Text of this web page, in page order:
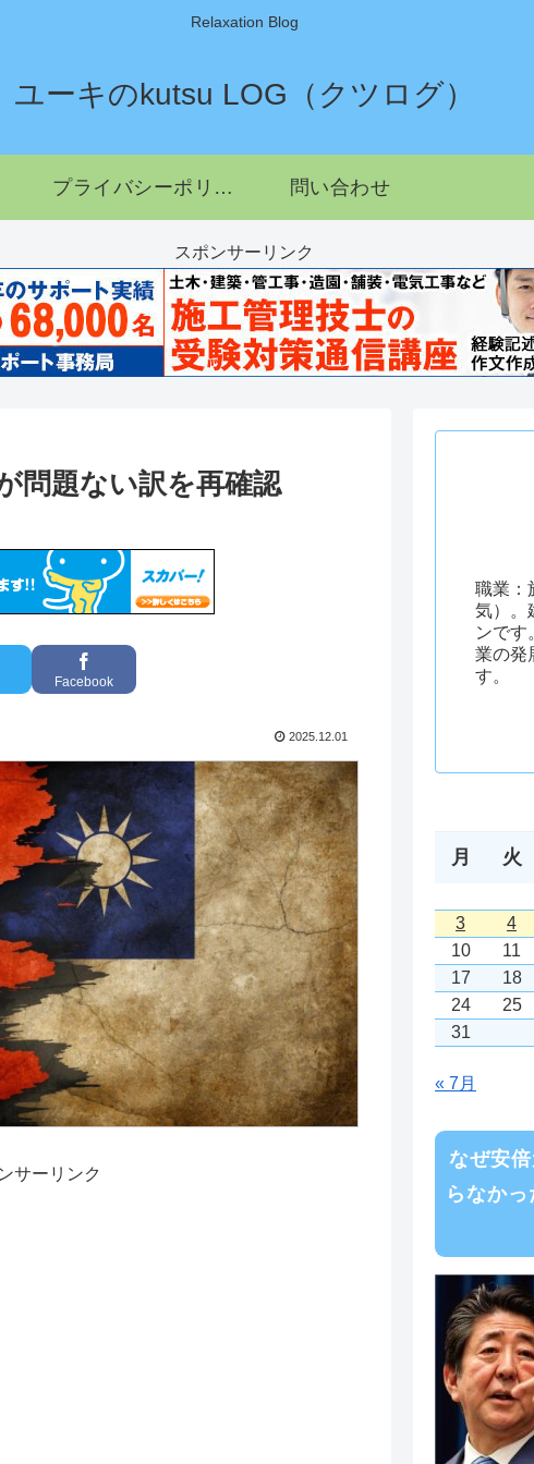
Relaxation Blog
ユーキのkutsu LOG（クツログ）
プライバシーポリシー 問い合わせ
スポンサーリンク
問題ない訳を再確認
Facebook
2025.12.01
サーリンク
職業：
気）。
ンです
業の発
す。
月 火
3
4
10
11
17
18
24
25
31
« 7月
なぜ安
らなか